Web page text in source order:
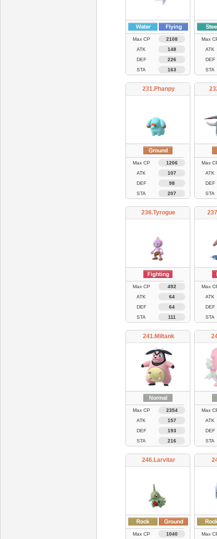
Max CP
2108
ATK
148
DEF
226
STA
163
Max
ATK
DEF
STA
231.Phanpy
Max CP
1206
ATK
107
DEF
98
STA
207
Max
ATK
DEF
STA
236.Tyrogue
Max CP
492
ATK
64
DEF
64
STA
111
Max
ATK
DEF
STA
241.Miltank
Max CP
2354
ATK
157
DEF
193
STA
216
Max
ATK
DEF
STA
246.Larvitar
Max CP 1040 Max